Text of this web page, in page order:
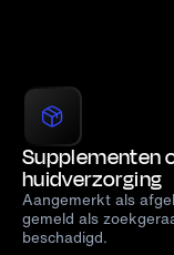
Supplementen
huidverzorging
Aangemerkt als
gemeld als
beschadigd.